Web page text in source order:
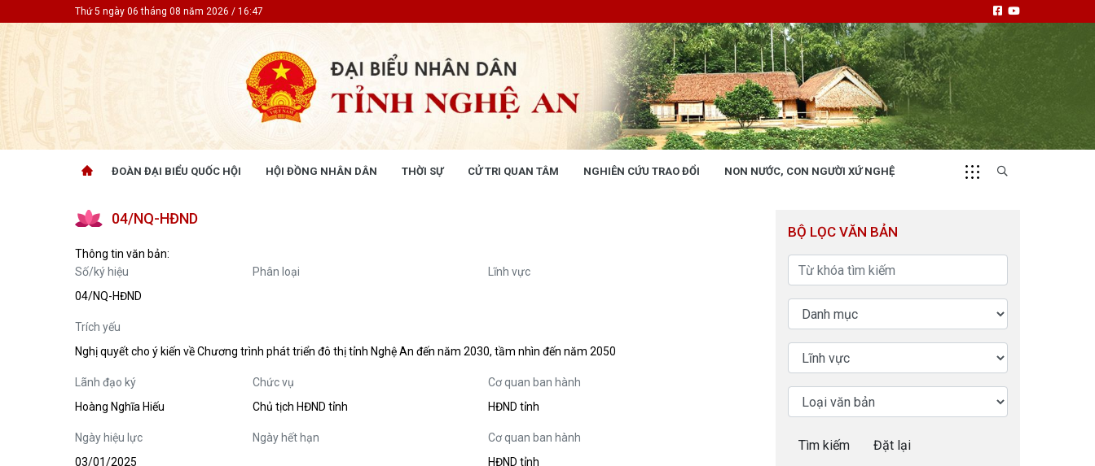
Thứ 5 ngày 06 tháng 08 năm 2026 / 16:47
ĐOÀN ĐẠI BIỂU QUỐC HỘI HỘI ĐỒNG NHÂN DÂN THỜI SỰ CỬ TRI QUAN TÂM NGHIÊN CỨU TRAO ĐỔI NON NƯỚC, CON NGƯỜI XỨ NGHỆ
Tin hoạt động
Tài liệu giám sát, khảo sát
Tiếng nói và hành động từ cấp xã
CỬ TRI QUAN TÂM
Kiến nghị của cử tri với HĐND tỉnh
Thông báo chuyển đơn
Chủ trương, chính sách mới
GÓP Ý XÂY DỰNG CHÍNH SÁCH,
PHÁP LUẬT
Góp ý xây dựng Chính Sách, Pháp Luật
XÂY DỰNG NÔNG THÔN MỚI
NHỊP CẦU ĐẦU TƯ
Nhịp cầu đầu tư
04/NQ-HĐND
Thông tin văn bản:
Số/ký hiệu
04/NQ-HĐND
Phân loại Lĩnh vực
Trích yếu
Nghị quyết cho ý kiến về Chương trình phát triển đô thị tỉnh Nghệ An đến năm 2030, tầm nhìn đến năm 2050
Lãnh đạo ký
Hoàng Nghĩa Hiếu
Chức vụ
Chủ tịch HĐND tỉnh
Cơ quan ban hành
HĐND tỉnh
Ngày hiệu lực
03/01/2025
Ngày hết hạn
Cơ quan ban hành
HĐND tỉnh
BỘ LỌC VĂN BẢN
Tìm kiếm Đặt lại